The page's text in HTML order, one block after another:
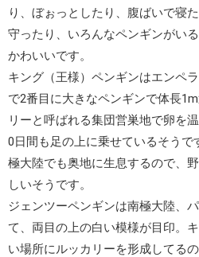
り、ぼぉっとしたり、腹ばいで寝
守ったり、いろんなペンギンがい
かわいいです。
キング（王様）ペンギンはエンペ
で2番目に大きなペンギンで体長1m
リーと呼ばれる集団営巣地で卵を
0日間も足の上に乗せているそう
極大陸でも奥地に生息するので、
しいそうです。
ジェンツーペンギンは南極大陸、
て、両目の上の白い模様が目印。
い場所にルッカリーを形成してる